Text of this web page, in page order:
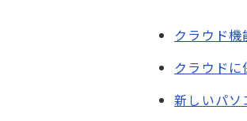
クラウド
クラウド
新しいパソ